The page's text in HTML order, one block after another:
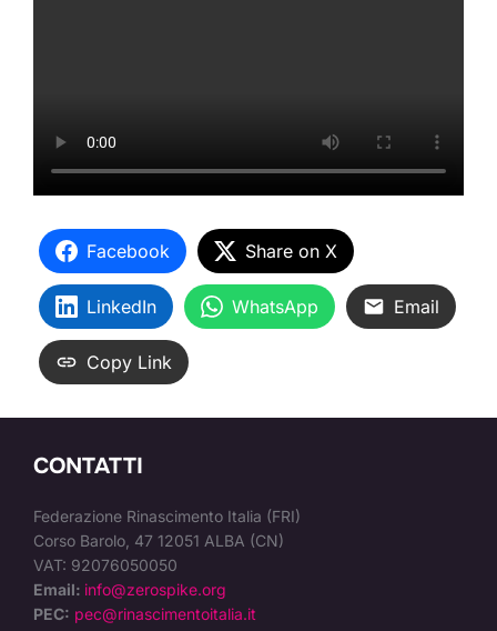
Facebook Share on X
LinkedIn WhatsApp Email
Copy Link
CONTATTI
Federazione Rinascimento Italia (FRI)
Corso Barolo, 47 12051 ALBA (CN)
VAT: 92076050050
Email: info@zerospike.org
PEC: pec@rinascimentoitalia.it